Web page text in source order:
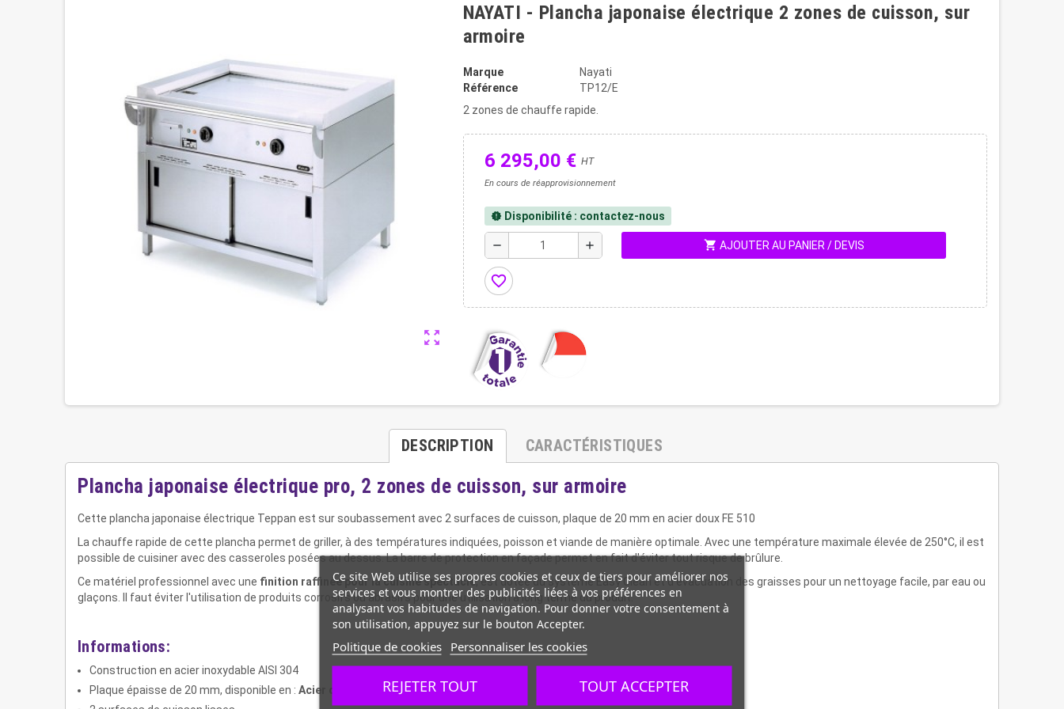
zoom_out_map
NAYATI - Plancha japonaise électrique 2 zones de cuisson, sur
armoire
Marque
Nayati
Référence
TP12/E
2 zones de chauffe rapide.
6 295,00 € HT
En cours de réapprovisionnement
new_releases Disponibilité : contactez-nous
remove add shopping_cart AJOUTER AU PANIER / DEVIS
favorite_border
DESCRIPTION CARACTÉRISTIQUES
Plancha japonaise électrique pro, 2 zones de cuisson, sur armoire
Cette plancha japonaise électrique Teppan est sur soubassement avec 2 surfaces de cuisson, plaque de 20 mm en acier doux FE 510
La chauffe rapide de cette plancha permet de griller, à des températures indiquées, poisson et viande de manière optimale. Avec une température maximale élevée de 250°C, il est
possible de cuisiner avec des casseroles posées au dessus. La barre de protection en façade permet en fait d'éviter tout risque de brûlure.
Ce matériel professionnel avec une finition raffinée pour la cuisine spectacle, est dotée du système Easy Clean et d'évacuation des graisses pour un nettoyage facile, par eau ou
glaçons. Il faut éviter l'utilisation de produits corrosifs ou abrasifs pour une utilisation à long terme du produit.
Informations:
Construction en acier inoxydable AISI 304
Plaque épaisse de 20 mm, disponible en : Acier doux FE 510
Ce site Web utilise ses propres cookies et ceux de tiers pour améliorer nos
services et vous montrer des publicités liées à vos préférences en
analysant vos habitudes de navigation. Pour donner votre consentement à
son utilisation, appuyez sur le bouton Accepter.
Politique de cookies Personnaliser les cookies
REJETER TOUT TOUT ACCEPTER